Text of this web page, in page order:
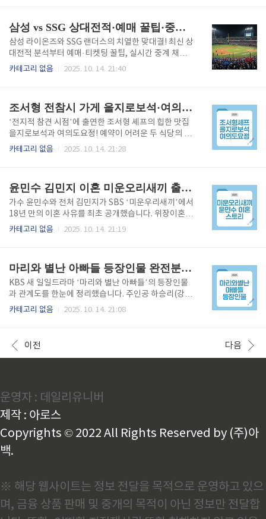
상자 정..
년 반복되는 고민이 있죠. “배추는 언제 심어야 속이 꽉
차고, 김장은 언제 담가야 맛있을까?” 이 질문은 매년
달력 앞에서 수많은 사람을 멈춰 세웁니다. 너무 일찍
심으면 벌레 피해로 속이 비고, 너무 늦게 심으면 냉해
를 입어 배추가 제대로 자라지 않습니다. 또한 김장 시
삼성 vs SSG 상대전적·예매 꿀팁·중계·다시보기 한눈에 보는 야구 완전정복!
삼성 라이온즈와 SSG 랜더스의 치열한 맞대결! 최신 상
대전적 분석부터 예매·티켓팅 꿀팁, 실시간 중계 채널,
경기 후 다시보기 서비스, 그리고 현장 직관을 위한 준
스의 대결은 시즌 최고의 빅매치로 꼽힙니다. 올 시즌
정규리그 기준 양 팀은 총 18경기를 치러 삼성 10승 8
패로 근소하게 삼성이 앞서 있습니다. 세부 전적- 대구
홈(라이온즈파크): 삼성 6승 3패- 인천 홈(SSG랜더스
필드): SSG 5승 4패- 전체 전적: 삼성 10승 / SSG 8승
카테고리 없음 2025. 10. 14. 21:40
조서형 전참시 가게 을지로보석·여의도요정 위치 예약방법과 참기름 들기름 구매처까지 완벽 정리
‘전지적 참견 시점’에 출연한 조서형 셰프의 힙한 맛집
을지로보석과 여의도요정! 예약이 어려운 두 식당의 위
치, 예약꿀팁, 대표 메뉴, 그리고 방송에 등장한 참기름·
적 참견 시점’ 10월 11일 방송에서 조서형 셰프가 출연
해 화제를 모았습니다. ‘장사천재 조사장’으로 알려진
그는 중학생 시절부터 전국 요리 대회를 석권하며 이미
천재성을 입증한 인물입니다. 24세의 나이에 을지로 1
4석짜리 작은 공간에서 ‘을지로보석’을 창업했으며, 첫
저히 ‘한정 ..
카테고리 없음 2025. 10. 14. 21:28
윤민수 김민지 이혼 미운오리새끼 출연 완전분석: 진짜 이혼사유부터 위장이혼설 해명까지 총정리
가수 윤민수와 전처 김민지가 SBS ‘미운우리새끼’에서
18년 만의 이혼 사유를 최초 공개했습니다. 위장이혼설
해명부터 이혼 후 동거생활, 재산분할 이야기까지—두
램 ‘미운우리새끼’에 동반 출연해 화제를 모았습니다. 2
006년 결혼 후 18년 만에 이혼 소식을 전했던 두 사람
은, 방송을 통해 처음으로 이별의 이유와 그 이후의 삶
을 공개했습니다. 이혼한 부부가 같은 방송에 출연한 것
은 국내 예능 사상 이례적인 일로, 방송 직후 시청률 10.
서장훈 역시 “진짜로 가능한 일이냐”며 놀라움을 감추
지 못했습니..
카테고리 없음 2025. 10. 14. 21:19
마리와 별난 아빠들 등장인물 완전분석: 주요 캐릭터·인물관계도·캐스팅 배우까지 총정리
KBS 새 일일드라마 ‘마리와 별난 아빠들’의 등장인물
과 관계도를 한눈에 정리했습니다. 주인공 하승리(강마
리)부터 류진·황동주·공정환이 연기하는 세 명의 아빠
강마리(하승리 분)는 드라마의 중심 인물로, 엄병원 인
턴 1년차이자 철부지 엄마 밑에서 자란 현실적이고 강
적인 인물입니다. 이강세(현우 분)는 마리의 남자친구
이자 산부인과 레지던트로, 따뜻하고 진중한 성격을 가
진 인물입니다. 부유한 집안 출신이지만 사생아로 태어
난 상처를 가지고 있으며, 마..
카테고리 없음 2025. 10. 14. 21:08
이전 다음
운영자 : 데일리유니버
제작 : 아로스
Copyrights © 2022 All Rights Reserved by (주)아
백.
※ 해당 웹사이트는 정보 전달을 목적으로 운영하고 있으
며, 금융 상품 판매 및 중개의 목적이 아닌 정보만 전달합